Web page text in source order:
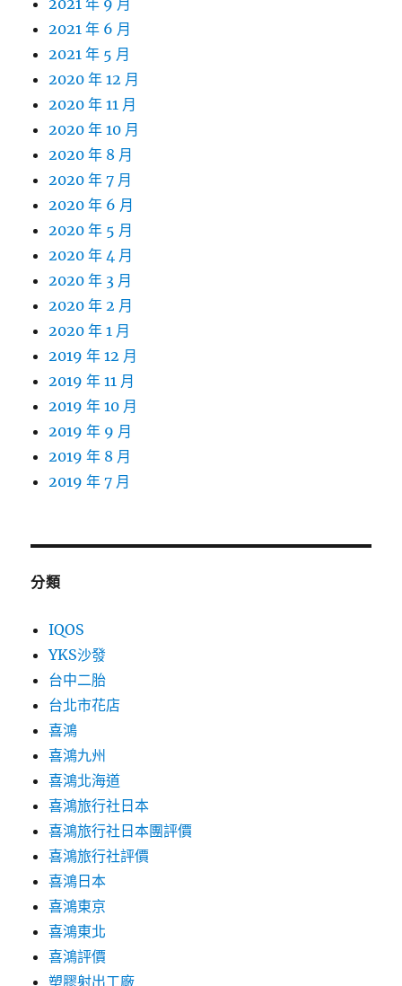
2021 年 9 月
2021 年 6 月
2021 年 5 月
2020 年 12 月
2020 年 11 月
2020 年 10 月
2020 年 8 月
2020 年 7 月
2020 年 6 月
2020 年 5 月
2020 年 4 月
2020 年 3 月
2020 年 2 月
2020 年 1 月
2019 年 12 月
2019 年 11 月
2019 年 10 月
2019 年 9 月
2019 年 8 月
2019 年 7 月
分類
IQOS
YKS沙發
台中二胎
台北市花店
喜鴻
喜鴻九州
喜鴻北海道
喜鴻旅行社日本
喜鴻旅行社日本團評價
喜鴻旅行社評價
喜鴻日本
喜鴻東京
喜鴻東北
喜鴻評價
塑膠射出工廠